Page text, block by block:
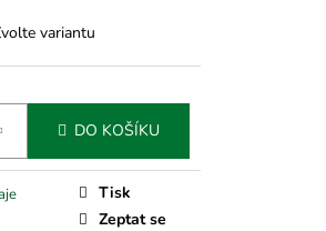
variantu
DO KOŠÍKU
Tisk
Zeptat se